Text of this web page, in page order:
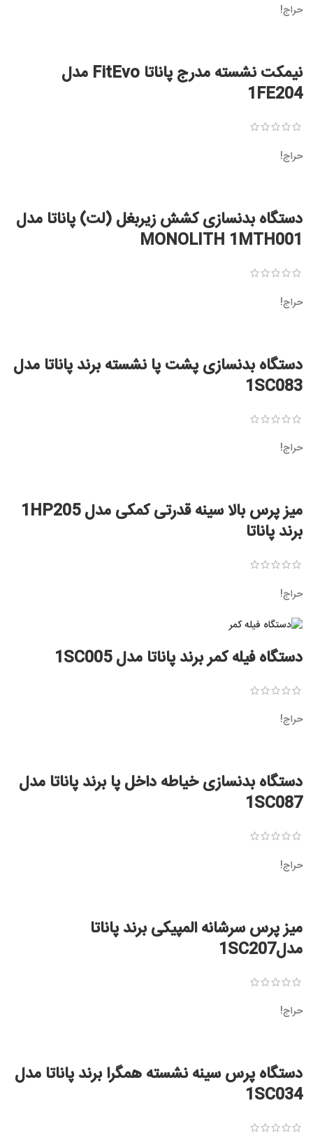
حراج!
نیمکت نشسته مدرج پاناتا FitEvo مدل
1FE204
حراج!
دستگاه بدنسازی کشش زیربغل (لت) پاناتا مدل
MONOLITH 1MTH001
حراج!
دستگاه بدنسازی پشت پا نشسته برند پاناتا مدل
1SC083
حراج!
میز پرس بالا سینه قدرتی کمکی مدل 1HP205
برند پاناتا
حراج!
دستگاه فیله کمر برند پاناتا مدل 1SC005
حراج!
دستگاه بدنسازی خیاطه داخل پا برند پاناتا مدل
1SC087
حراج!
میز پرس سرشانه المپیکی برند پاناتا
مدل1SC207
حراج!
دستگاه پرس سینه نشسته همگرا برند پاناتا مدل
1SC034